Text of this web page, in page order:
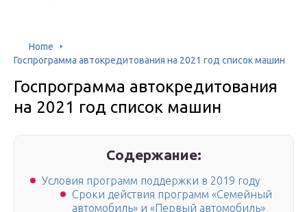
Home
Госпрограмма автокредитования на 2021 год список машин
Госпрограмма автокредитования
на 2021 год список машин
Содержание:
Условия программ поддержки в 2019 году
Сроки действия программ «Семейный
автомобиль» и «Первый автомобиль»